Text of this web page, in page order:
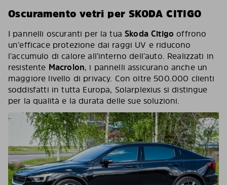
Oscuramento vetri per SKODA CITIGO
I pannelli oscuranti per la tuaSkoda Citigo offrono
un’efficace protezione dai raggi UV e riducono
l’accumulo di calore all’interno dell’auto. Realizzati in
resistente Macrolon, i pannelli assicurano anche un
maggiore livello di privacy. Con oltre 500.000 clienti
soddisfatti in tutta Europa, Solarplexius si distingue
per la qualità e la durata delle sue soluzioni.